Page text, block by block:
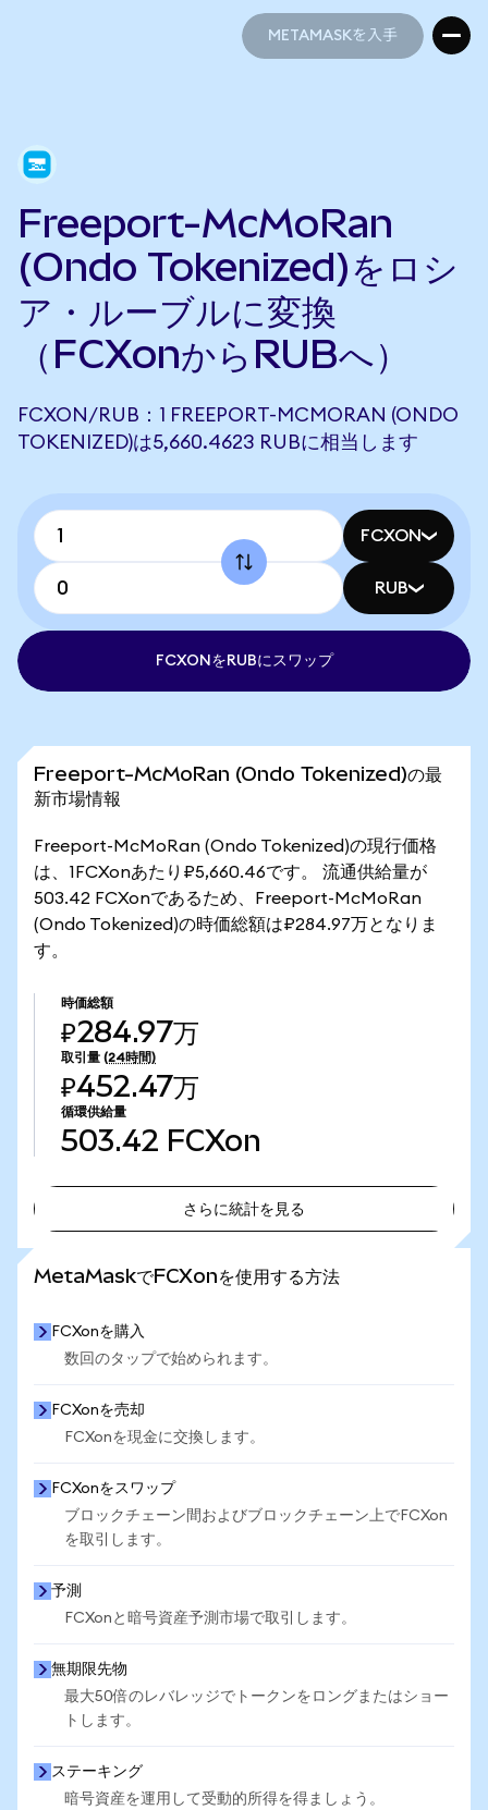
METAMASKを入手
Freeport-McMoRan
(Ondo Tokenized)をロシ
ア・ルーブルに変換
（FCXonからRUBへ）
FCXON/RUB：1 FREEPORT-MCMORAN (ONDO
TOKENIZED)は5,660.4623 RUBに相当します
FCXON
RUB
FCXONをRUBにスワップ
Freeport-McMoRan (Ondo Tokenized)の最
新市場情報
Freeport-McMoRan (Ondo Tokenized)の現行価格
は、1FCXonあたり₽5,660.46です。 流通供給量が
503.42 FCXonであるため、Freeport-McMoRan
(Ondo Tokenized)の時価総額は₽284.97万となりま
す。
時価総額
₽284.97万
取引量 (24時間)
₽452.47万
循環供給量
503.42 FCXon
さらに統計を見る
MetaMaskでFCXonを使用する方法
FCXonを購入
数回のタップで始められます。
FCXonを売却
FCXonを現金に交換します。
FCXonをスワップ
ブロックチェーン間およびブロックチェーン上でFCXon
を取引します。
予測
FCXonと暗号資産予測市場で取引します。
無期限先物
最大50倍のレバレッジでトークンをロングまたはショー
トします。
ステーキング
暗号資産を運用して受動的所得を得ましょう。